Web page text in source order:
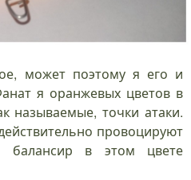
может поэтому я его и
я оранжевых цветов в
называемые, точки атаки.
провоцируют
в этом цвете